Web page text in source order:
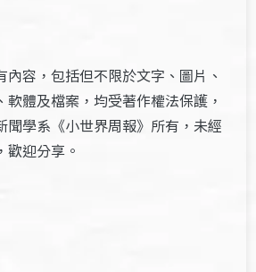
容，包括但不限於文字、圖片、
軟體及檔案，均受著作權法保護，
聞學系《小世界周報》所有，未經
歡迎分享。